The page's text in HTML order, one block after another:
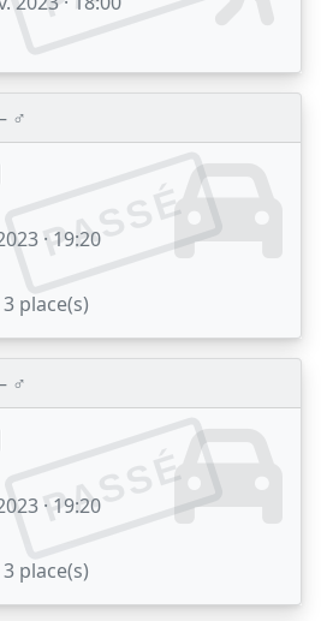
♂️
PASSÉ
· 19:20
3 place(s)
♂️
PASSÉ
· 19:20
3 place(s)